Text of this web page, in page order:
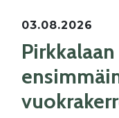
03.08.2026